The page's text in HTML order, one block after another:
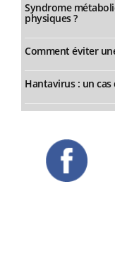
Syndrome
physiques ?
Comment éviter
Hantavirus : un